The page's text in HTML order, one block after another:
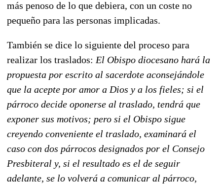
más penoso de lo que debiera, con un coste no
pequeño para las personas implicadas.
También se dice lo siguiente del proceso para
realizar los traslados: El Obispo diocesano hará la
propuesta por escrito al sacerdote aconsejándole
que la acepte por amor a Dios y a los fieles; si el
párroco decide oponerse al traslado, tendrá que
exponer sus motivos; pero si el Obispo sigue
creyendo conveniente el traslado, examinará el
caso con dos párrocos designados por el Consejo
Presbiteral y, si el resultado es el de seguir
adelante, se lo volverá a comunicar al párroco,